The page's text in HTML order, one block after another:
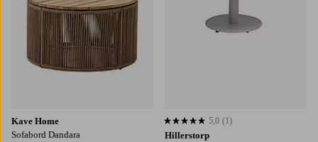
Kave Home
Sofabord Dandara
Hillerstorp
5,0 baseret på 1 bedømmelser
5,0 (1)